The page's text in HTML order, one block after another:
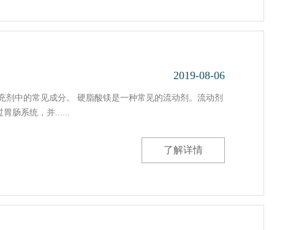
2019-08-06
中的常见成分。 硬脂酸镁是一种常见的流动剂。流动剂
胃肠系统，并......
了解详情